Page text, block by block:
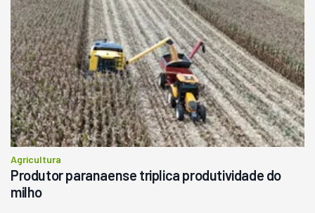
Agricultura
Produtor paranaense triplica produtividade do
milho